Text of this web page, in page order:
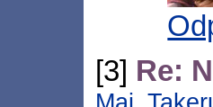
[3] Re: